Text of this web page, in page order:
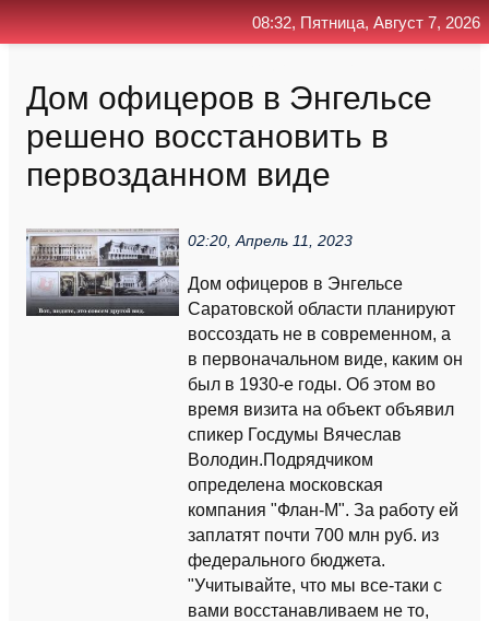
Дом офицеров в Энгельсе
решено восстановить в
первозданном виде
02:20, Апрель 11, 2023
Дом офицеров в Энгельсе
Саратовской области планируют
воссоздать не в современном, а
в первоначальном виде, каким он
был в 1930-е годы. Об этом во
время визита на объект объявил
спикер Госдумы Вячеслав
Володин.Подрядчиком
определена московская
компания "Флан-М". За работу ей
заплатят почти 700 млн руб. из
федерального бюджета.
"Учитывайте, что мы все-таки с
вами восстанавливаем не то,
08:32, Пятница, Август 7, 2026